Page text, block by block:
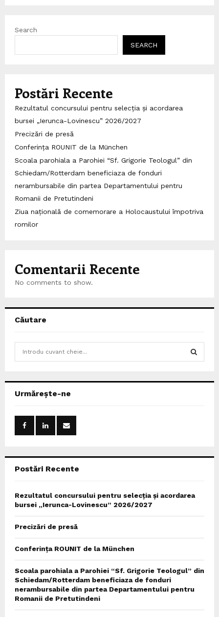
Search
SEARCH
Postări Recente
Rezultatul concursului pentru selecția și acordarea
bursei „Ierunca-Lovinescu” 2026/2027
Precizări de presă
Conferința ROUNIT de la München
Scoala parohiala a Parohiei “Sf. Grigorie Teologul” din
Schiedam/Rotterdam beneficiaza de fonduri
nerambursabile din partea Departamentului pentru
Romanii de Pretutindeni
Ziua națională de comemorare a Holocaustului împotriva
romilor
Comentarii Recente
No comments to show.
Căutare
h
Urmărește-ne
Postări Recente
Rezultatul concursului pentru selecția și acordarea
bursei „Ierunca-Lovinescu” 2026/2027
Precizări de presă
Conferința ROUNIT de la München
Scoala parohiala a Parohiei “Sf. Grigorie Teologul” din
Schiedam/Rotterdam beneficiaza de fonduri
nerambursabile din partea Departamentului pentru
Romanii de Pretutindeni